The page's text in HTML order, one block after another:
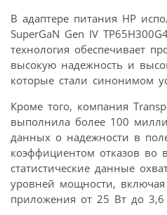
В адаптере питания HP
SuperGaN Gen IV
технология обеспечивает
высокую надежность и
которые стали синонимом
Кроме того, компания
выполнила более 100
данных о надежности в
коэффициентом отказов во
статистические данные
уровней мощности,
приложения от 25 Вт до 3,6